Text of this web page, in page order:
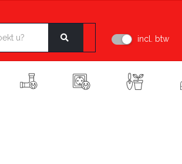
incl. btw